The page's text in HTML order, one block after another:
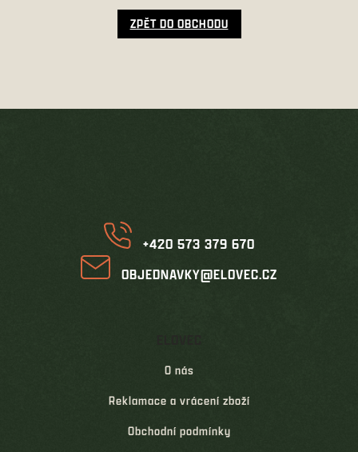
ZPĚT DO OBCHODU
+420 573 379 670
OBJEDNAVKY@ELOVEC.CZ
O nás
Reklamace a vrácení zboží
Obchodní podmínky